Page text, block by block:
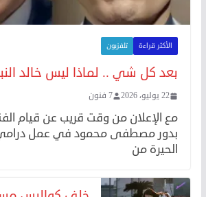
الأكثر قراءة تلفزيون
بعد كل شي .. لماذا ليس خالد
22 يوليو، 2026 7 فنون
مع الإعلان من وقت قريب عن قيام
بدور مصطفى محمود في عمل درامي
الحيرة من